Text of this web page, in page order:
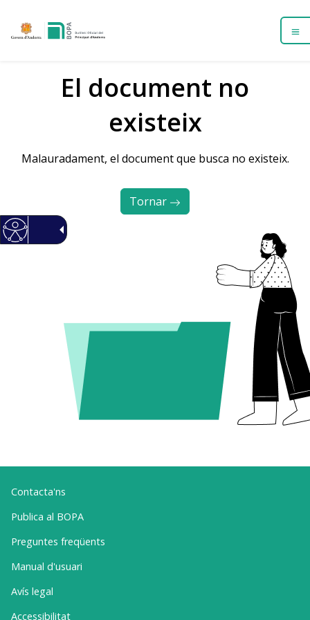
El document no
existeix
Malauradament, el document que busca no existeix.
Contacta'ns
Publica al BOPA
Preguntes freqüents
Manual d'usuari
Avís legal
Accessibilitat